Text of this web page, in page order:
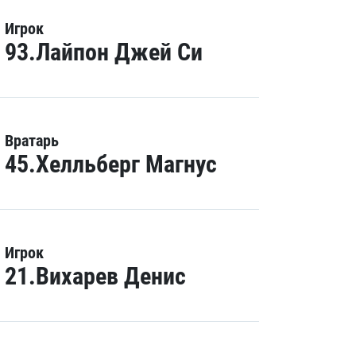
Игрок
93.Лайпон Джей Си
Вратарь
45.Хелльберг Магнус
Игрок
21.Вихарев Денис